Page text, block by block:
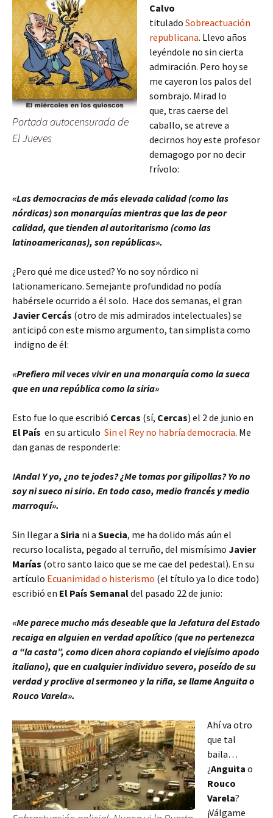
Portada autocensurada de
El Jueves
Calvo
titulado Sobreactuación
republicana. Llevo años
leyéndole no sin cierta
admiración. Pero hoy se
me cayeron los palos del
sombrajo. Mirad lo
que, tras caerse del
caballo, se atreve a
decirnos hoy este profesor
demagogo por no decir
frívolo:
«Las democracias de más elevada calidad (como las
nórdicas) son monarquías mientras que las de peor
calidad, que tienden al autoritarismo (como las
latinoamericanas), son repúblicas».
¿Pero qué me dice usted? Yo no soy nórdico ni
lationamericano. Semejante profundidad no podía
habérsele ocurrido a él solo. Hace dos semanas, el gran
Javier Cercás (otro de mis admirados intelectuales) se
anticipó con este mismo argumento, tan simplista como
indigno de él:
«Prefiero mil veces vivir en una monarquía como la sueca
que en una república como la siria»
Esto fue lo que escribió Cercas (sí, Cercas) el 2 de junio en
El País en su articulo Sin el Rey no habría democracia. Me
dan ganas de responderle:
!Anda! Y yo, ¿no te jodes? ¿Me tomas por gilipollas? Yo no
soy ni sueco ni sirio. En todo caso, medio francés y medio
marroquí».
Sin llegar a Siria ni a Suecia, me ha dolido más aún el
recurso localista, pegado al terruño, del mismísimo Javier
Marías (otro santo laico que se me cae del pedestal). En su
artículo Ecuanimidad o histerismo (el título ya lo dice todo)
escribió en El País Semanaldel pasado 22 de junio:
«Me parece mucho más deseable que la Jefatura del Estado
recaiga en alguien en verdad apolítico (que no pertenezca
a “la casta”, como dicen ahora copiando el viejísimo apodo
italiano), que en cualquier individuo severo, poseído de su
verdad y proclive al sermoneo y la riña, se llame Anguita o
Rouco Varela».
Ahí va otro
que tal
baila…
¿Anguita o
Rouco
Varela?
¡Válgame